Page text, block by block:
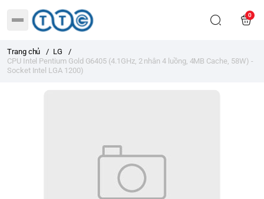
0
Trang chủ / LG
/
CPU Intel Pentium Gold G6405 (4.1GHz, 2 nhân 4 luồng, 4MB Cache, 58W) -
Socket Intel LGA 1200)